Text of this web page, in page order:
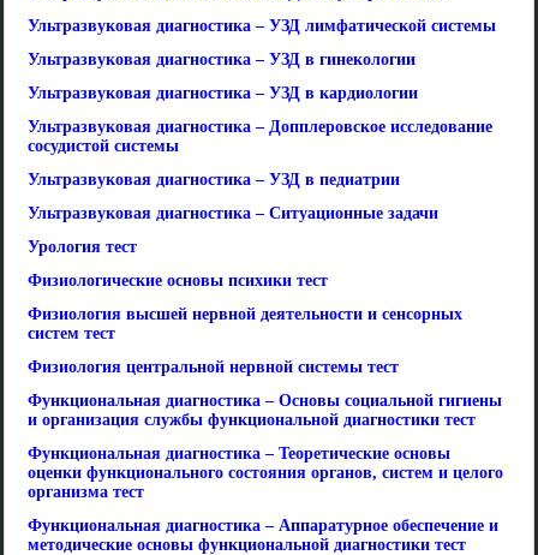
Ультразвуковая диагностика – УЗД лимфатической системы
Ультразвуковая диагностика – УЗД в гинекологии
Ультразвуковая диагностика – УЗД в кардиологии
Ультразвуковая диагностика – Допплеровское исследование
сосудистой системы
Ультразвуковая диагностика – УЗД в педиатрии
Ультразвуковая диагностика – Ситуационные задачи
Урология тест
Физиологические основы психики тест
Физиология высшей нервной деятельности и сенсорных
систем тест
Физиология центральной нервной системы тест
Функциональная диагностика – Основы социальной гигиены
и организация службы функциональной диагностики тест
Функциональная диагностика – Теоретические основы
оценки функционального состояния органов, систем и целого
организма тест
Функциональная диагностика – Аппаратурное обеспечение и
методические основы функциональной диагностики тест